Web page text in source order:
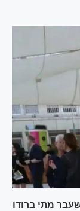
מתי ברודו